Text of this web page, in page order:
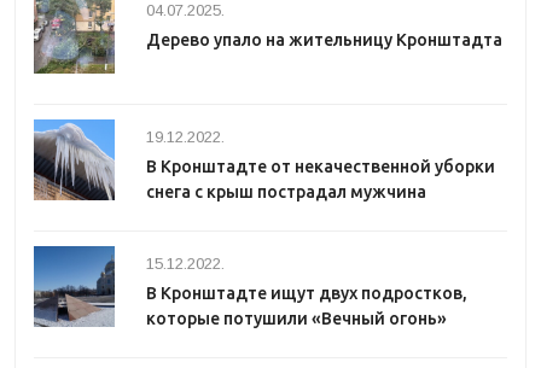
04.07.2025.
Дерево упало на жительницу Кронштадта
19.12.2022.
В Кронштадте от некачественной уборки
снега с крыш пострадал мужчина
15.12.2022.
В Кронштадте ищут двух подростков,
которые потушили «Вечный огонь»